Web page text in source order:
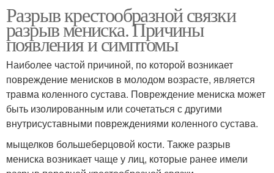
Разрыв крестообразной связки
разрыв мениска. Причины
появления и симптомы
Наиболее частой причиной, по которой возникает
повреждение менисков в молодом возрасте, является
травма коленного сустава. Повреждение мениска может
быть изолированным или сочетаться с другими
внутрисуставными повреждениями коленного сустава.
мыщелков большеберцовой кости. Также разрыв
мениска возникает чаще у лиц, которые ранее имели